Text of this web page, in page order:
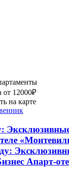
от 12000₽
на карте